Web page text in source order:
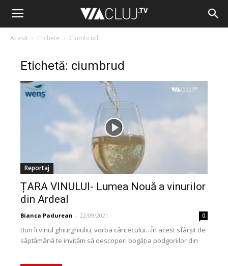
Acasă Etichete Ciumbrud
Etichetă: ciumbrud
Reportaj
ȚARA VINULUI- Lumea Nouă a vinurilor
din Ardeal
Bianca Padurean - 22/09/2021 0
Bun îi vinul ghiurghiuliu, vorba cântecului…În acest sfârșit de
săptămână te invităm să descoperi bogăția podgoriilor din